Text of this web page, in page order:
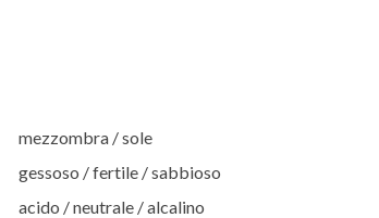
mezzombra / sole
gessoso / fertile / sabbioso
acido / neutrale / alcalino